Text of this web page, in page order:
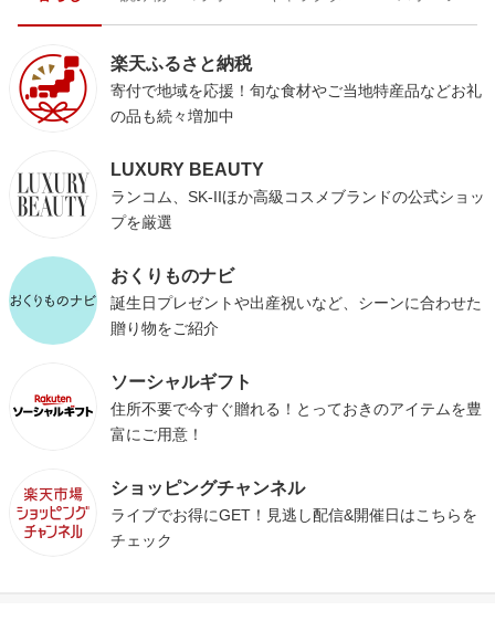
楽天ふるさと納税
寄付で地域を応援！旬な食材やご当地特産品などお礼
の品も続々増加中
LUXURY BEAUTY
ランコム、SK-IIほか高級コスメブランドの公式ショッ
プを厳選
おくりものナビ
誕生日プレゼントや出産祝いなど、シーンに合わせた
贈り物をご紹介
ソーシャルギフト
住所不要で今すぐ贈れる！とっておきのアイテムを豊
富にご用意！
ショッピングチャンネル
ライブでお得にGET！見逃し配信&開催日はこちらを
チェック